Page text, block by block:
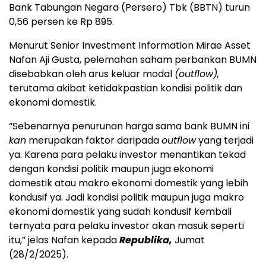
Bank Tabungan Negara (Persero) Tbk (BBTN) turun
0,56 persen ke Rp 895.
Menurut Senior Investment Information Mirae Asset
Nafan Aji Gusta, pelemahan saham perbankan BUMN
disebabkan oleh arus keluar modal (outflow),
terutama akibat ketidakpastian kondisi politik dan
ekonomi domestik.
“Sebenarnya penurunan harga sama bank BUMN ini
kan merupakan faktor daripadaoutflowyang terjadi
ya. Karena para pelaku investor menantikan tekad
dengan kondisi politik maupun juga ekonomi
domestik atau makro ekonomi domestik yang lebih
kondusif ya. Jadi kondisi politik maupun juga makro
ekonomi domestik yang sudah kondusif kembali
ternyata para pelaku investor akan masuk seperti
itu,” jelas Nafan kepadaRepublika, Jumat
(28/2/2025).